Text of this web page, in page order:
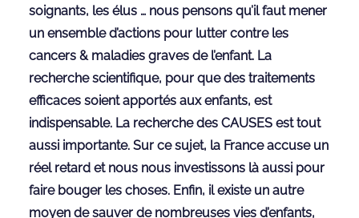
soignants, les élus … nous pensons qu’il faut mener
un ensemble d’actions pour lutter contre les
cancers & maladies graves de l’enfant. La
recherche scientifique, pour que des traitements
efficaces soient apportés aux enfants, est
indispensable. La recherche des CAUSES est tout
aussi importante. Sur ce sujet, la France accuse un
réel retard et nous nous investissons là aussi pour
faire bouger les choses. Enfin, il existe un autre
moyen de sauver de nombreuses vies d’enfants,